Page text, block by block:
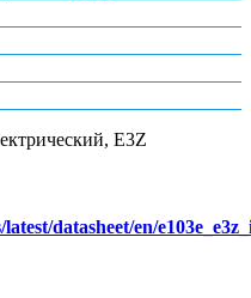
E3Z
datasheet/en/